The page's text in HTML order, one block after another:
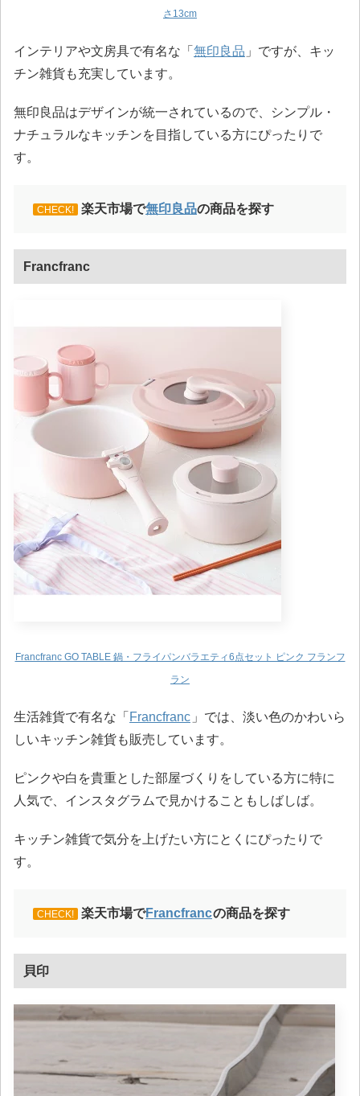
さ13cm
インテリアや文房具で有名な「 無印良品 」ですが、キッ
チン雑貨も充実しています。
無印良品はデザインが統一されているので、シンプル・
ナチュラルなキッチンを目指している方にぴったりで
す。
CHECK! 楽天市場で無印良品の商品を探す
Francfranc
Francfranc GO TABLE 鍋・フライパンバラエティ6点セット ピンク フランフ
ラン
生活雑貨で有名な「 Francfranc 」では、淡い色のかわいら
しいキッチン雑貨も販売しています。
ピンクや白を貴重とした部屋づくりをしている方に特に
人気で、インスタグラムで見かけることもしばしば。
キッチン雑貨で気分を上げたい方にとくにぴったりで
す。
CHECK! 楽天市場でFrancfrancの商品を探す
貝印